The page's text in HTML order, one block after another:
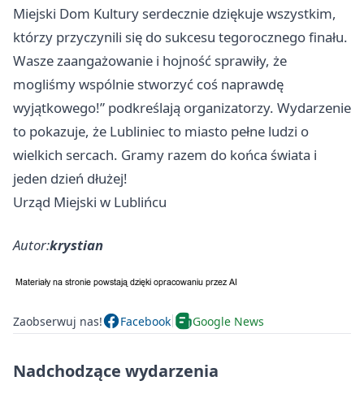
Miejski Dom Kultury serdecznie dziękuje wszystkim,
którzy przyczynili się do sukcesu tegorocznego finału.
Wasze zaangażowanie i hojność sprawiły, że
mogliśmy wspólnie stworzyć coś naprawdę
wyjątkowego!” podkreślają organizatorzy. Wydarzenie
to pokazuje, że Lubliniecto miasto pełne ludzi o
wielkich sercach. Gramy razem do końca świata i
jeden dzień dłużej!
Urząd Miejski w Lublińcu
Autor:krystian
Zaobserwuj nas! Facebook Google News
Nadchodzące wydarzenia